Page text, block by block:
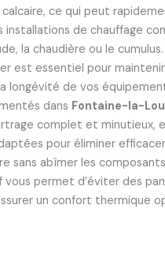
ce qui peut
installations de chauffage
la chaudière ou le cumulus.
est essentiel pour
longévité de vos
dans Fontaine-la-
complet et minutieux,
pour éliminer
sans abîmer les
permet d’éviter des
un confort thermique